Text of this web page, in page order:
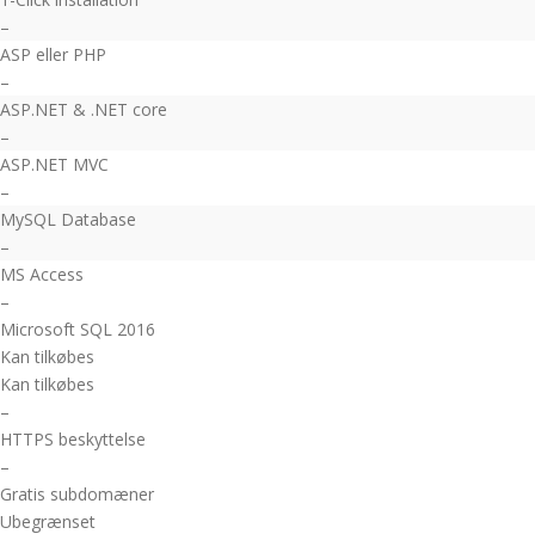
–
ASP eller PHP
–
ASP.NET & .NET core
–
ASP.NET MVC
–
MySQL Database
–
MS Access
–
Microsoft SQL 2016
Kan tilkøbes
Kan tilkøbes
–
HTTPS beskyttelse
–
Gratis subdomæner
Ubegrænset